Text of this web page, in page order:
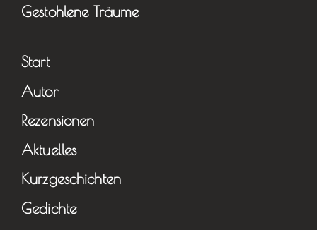
Gestohlene Träume
Start
Autor
Rezensionen
Aktuelles
Kurzgeschichten
Gedichte